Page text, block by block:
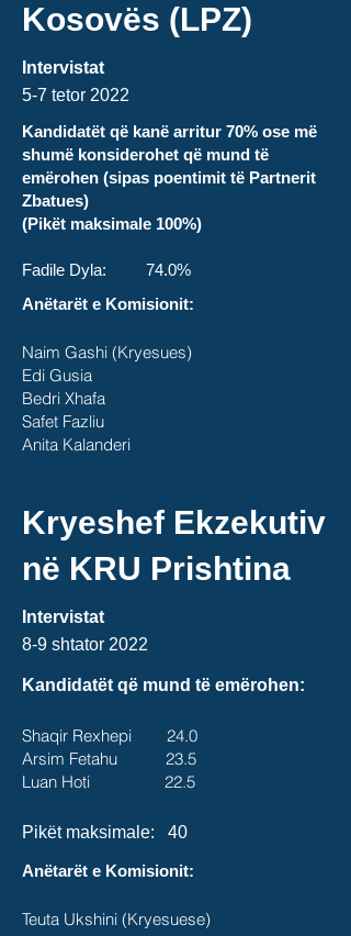
Kosovës (LPZ)
Intervistat
5-7 tetor 2022
Kandidatët që kanë arritur 70% ose më
shumë konsiderohet që mund të
emërohen (sipas poentimit të Partnerit
Zbatues)
(Pikët maksimale 100%)
Fadile Dyla: 74.0%
Anëtarët e Komisionit:
Naim Gashi (Kryesues)
Edi Gusia
Bedri Xhafa
Safet Fazliu
Anita Kalanderi
Kryeshef Ekzekutiv
në KRU Prishtina
Intervistat
8-9 shtator 2022
Kandidatët që mund të emërohen:
Shaqir Rexhepi 24.0
Arsim Fetahu 23.5
Luan Hoti 22.5
Pikët maksimale: 40
Anëtarët e Komisionit:
Teuta Ukshini (Kryesuese)